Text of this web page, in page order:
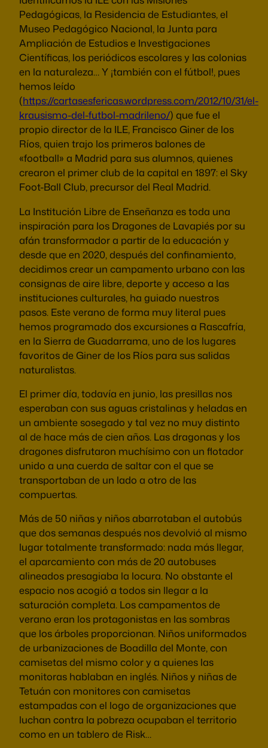
Pedagógicas, la Residencia de Estudiantes, el
Museo Pedagógico Nacional, la Junta para
Ampliación de Estudios e Investigaciones
Científicas, los periódicos escolares y las colonias
en la naturaleza… Y ¡también con el fútbol!, pues
hemos leído
(https://cartasesfericas.wordpress.com/2012/10/31/el-
krausismo-del-futbol-madrileno/) que fue el
propio director de la ILE, Francisco Giner de los
Ríos, quien trajo los primeros balones de
«football» a Madrid para sus alumnos, quienes
crearon el primer club de la capital en 1897: el Sky
Foot-Ball Club, precursor del Real Madrid.
La Institución Libre de Enseñanza es toda una
inspiración para los Dragones de Lavapiés por su
afán transformador a partir de la educación y
desde que en 2020, después del confinamiento,
decidimos crear un campamento urbano con las
consignas de aire libre, deporte y acceso a las
instituciones culturales, ha guiado nuestros
pasos. Este verano de forma muy literal pues
hemos programado dos excursiones a Rascafría,
en la Sierra de Guadarrama, uno de los lugares
favoritos de Giner de los Ríos para sus salidas
naturalistas.
El primer día, todavía en junio, las presillas nos
esperaban con sus aguas cristalinas y heladas en
un ambiente sosegado y tal vez no muy distinto
al de hace más de cien años. Las dragonas y los
dragones disfrutaron muchísimo con un flotador
unido a una cuerda de saltar con el que se
transportaban de un lado a otro de las
compuertas.
Más de 50 niñas y niños abarrotaban el autobús
que dos semanas después nos devolvió al mismo
lugar totalmente transformado: nada más llegar,
el aparcamiento con más de 20 autobuses
alineados presagiaba la locura. No obstante el
espacio nos acogió a todos sin llegar a la
saturación completa. Los campamentos de
verano eran los protagonistas en las sombras
que los árboles proporcionan. Niños uniformados
de urbanizaciones de Boadilla del Monte, con
camisetas del mismo color y a quienes las
monitoras hablaban en inglés. Niños y niñas de
Tetuán con monitores con camisetas
estampadas con el logo de organizaciones que
luchan contra la pobreza ocupaban el territorio
como en un tablero de Risk…